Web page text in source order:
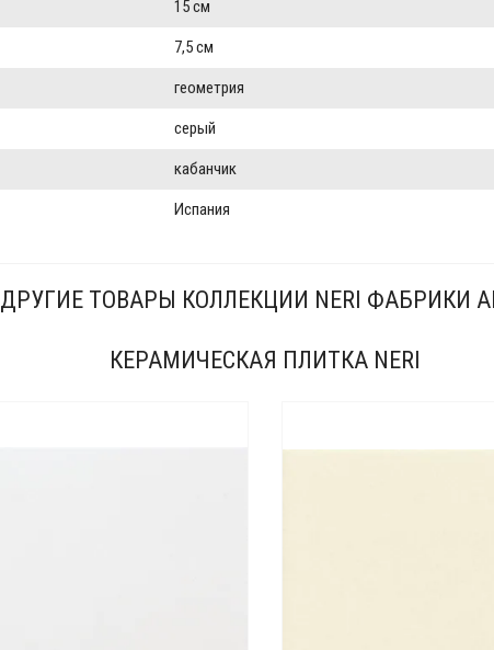
15 см
7,5 см
геометрия
серый
кабанчик
Испания
ДРУГИЕ ТОВАРЫ КОЛЛЕКЦИИ NERI ФАБРИКИ
КЕРАМИЧЕСКАЯ ПЛИТКА NERI